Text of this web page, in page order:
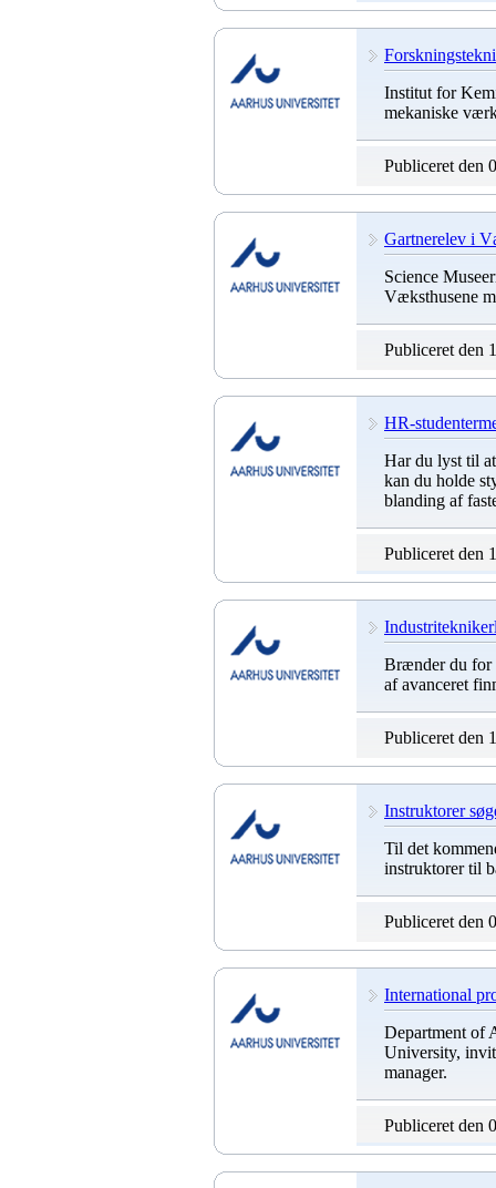
Institut for
mekaniske
Publiceret den
Gartnerelev i
Science
Væksthusene
Publiceret den
HR-
Har du lyst til
kan du holde
blanding af
Publiceret den
Brænder du for
af avanceret
Publiceret den
Instruktorer
Til det
instruktorer til
Publiceret den
International
Department of
University,
manager.
Publiceret den